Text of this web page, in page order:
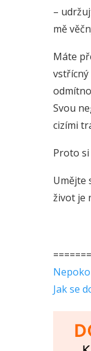
–
mě
Máte
vstřícný
Svou
cizími
Proto
Umějte
život je
Jak se